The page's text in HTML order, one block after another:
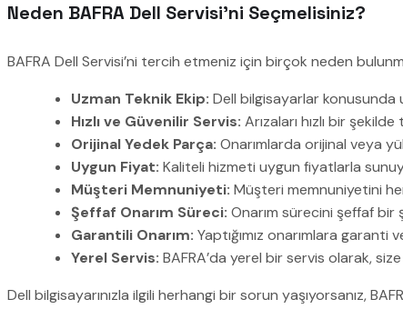
Neden BAFRA Dell Servisi’ni Seçmelisiniz?
BAFRA Dell Servisi’ni tercih etmeniz için birçok neden
Uzman Teknik Ekip: Dell bilgisayarlar konusunda
Hızlı ve Güvenilir Servis: Arızaları hızlı bir
Orijinal Yedek Parça: Onarımlarda orijinal veya
Uygun Fiyat: Kaliteli hizmeti uygun fiyatlarla
Müşteri Memnuniyeti: Müşteri memnuniyetini
Şeffaf Onarım Süreci: Onarım sürecini şeffaf
Garantili Onarım: Yaptığımız onarımlara garanti
Yerel Servis: BAFRA’da yerel bir servis olarak,
Dell bilgisayarınızla ilgili herhangi bir sorun yaşıyorsanız,